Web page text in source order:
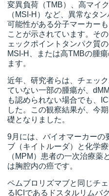
変異負荷（TMB）、高マイ
（MSI-H）など、異常なタ
可能性がある分子マーカー
ことが示されています。そ
ェックポイントタンパク質
MSI-H、または高TMBの腫
ます。
近年、研究者らは、チェッ
ていない一部の腫瘍が、
も認められない場合でも、
した。この観察結果が、今
礎となりました。
9月には、バイオマーカーの
ブ（キイトルーダ）と化学
（MPM）患者の一次治療薬
は胸腔内の癌です。
ペムブロリズマブと同じチ
るICIであるドスタルリムバ